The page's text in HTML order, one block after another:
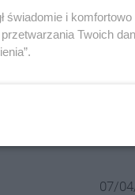
stadion.
sektor
07/
świadomie i
Twoich